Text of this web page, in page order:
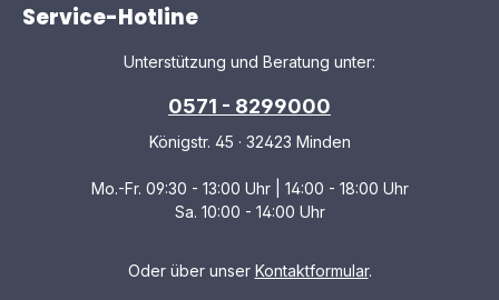
Service-Hotline
Unterstützung und Beratung unter:
0571 - 8299000
Königstr. 45 · 32423 Minden
Mo.-Fr. 09:30 - 13:00 Uhr | 14:00 - 18:00 Uhr
Sa. 10:00 - 14:00 Uhr
Oder über unser Kontaktformular.